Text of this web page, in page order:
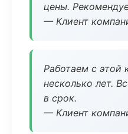
цены.
— Клиент
Работаем с этой
несколько лет.
в срок.
— Клиент